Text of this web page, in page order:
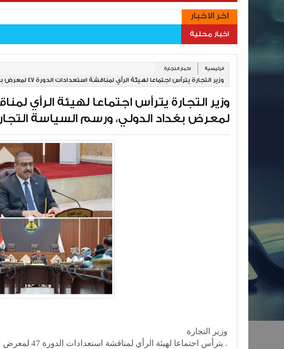
اخر الاخبار
اخبار محلية
الرئيسية اخبار التجارة
وزير التجارة يترأس اجتماعا لهيئة الرأي لمناقشة استعدادات الدورة 47 لمعرض بغداد الدولي، ورسم السياسة التجارية
لمعرض بغداد الدولي، ورسم السياسة
يترأس اجتماعا لهيئة الرأي لمناقشة استعدادات الدورة 47 لمعرض بغداد الدولي، ورسم السياسة التجارية .